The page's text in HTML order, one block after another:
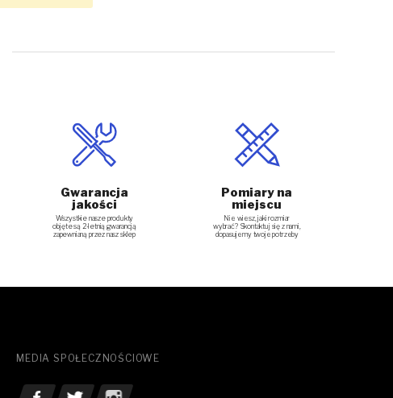
Gwarancja
jakości
Wszystkie nasze produkty
objęte są 2-letnią gwarancją
zapewnianą przez nasz sklep
Pomiary na
miejscu
Nie wiesz, jaki rozmiar
wybrać? Skontaktuj się z nami,
dopasujemy twoje potrzeby
MEDIA SPOŁECZNOŚCIOWE
Zobacz nasz Facebook
Zobacz nasz Twitter
See our Instagram